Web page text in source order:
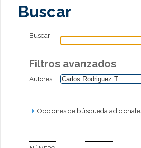
Buscar
Buscar
Filtros avanzados
Autores
Opciones de búsqueda